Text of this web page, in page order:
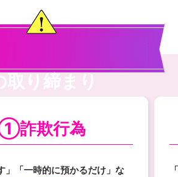
り締まり
詐欺行為
」「一時的に預かるだけ」な